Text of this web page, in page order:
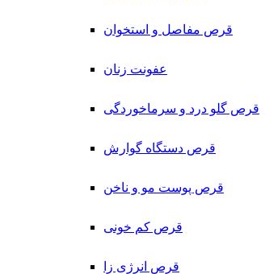
قرص مفاصل و استخوان
عفونت زنان
قرص گلو درد و سرماخوردگی
قرص دستگاه گوارش
قرص پوست مو و ناخن
قرص کم خونی
قرص انرژی زا